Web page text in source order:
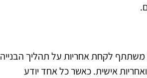
לקחת אחריות על תהליך הבנייה
אישית. כאשר כל אחד יודע